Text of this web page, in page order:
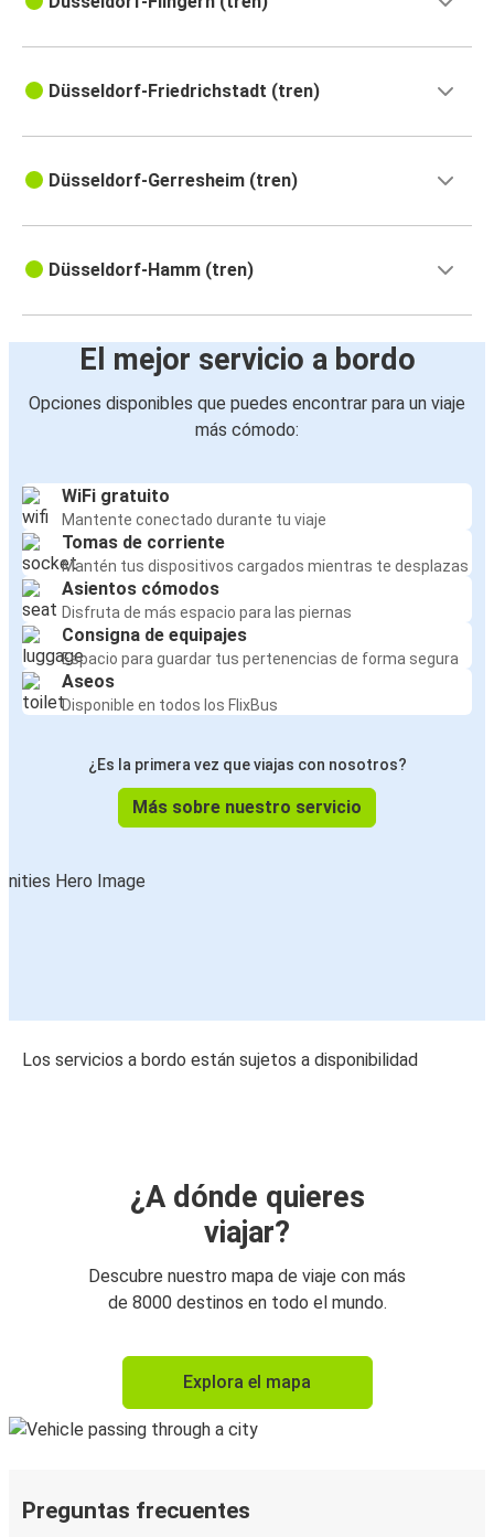
Düsseldorf-Friedrichstadt (tren)
Düsseldorf-Gerresheim (tren)
Düsseldorf-Hamm (tren)
El mejor servicio a bordo
Opciones disponibles que puedes encontrar para un viaje
más cómodo:
WiFi gratuito
Mantente conectado durante tu viaje
Tomas de corriente
Mantén tus dispositivos cargados mientras te desplazas
Asientos cómodos
Disfruta de más espacio para las piernas
Consigna de equipajes
Espacio para guardar tus pertenencias de forma segura
Aseos
Disponible en todos los FlixBus
¿Es la primera vez que viajas con nosotros?
Más sobre nuestro servicio
Los servicios a bordo están sujetos a disponibilidad
¿A dónde quieres
viajar?
Descubre nuestro mapa de viaje con más
de 8000 destinos en todo el mundo.
Explora el mapa
Preguntas frecuentes